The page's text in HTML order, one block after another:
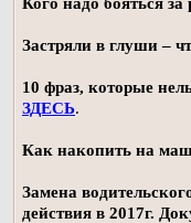
Застряли в глуши –
10 фраз, которые
ЗДЕСЬ.
Как накопить на
Замена
действия в 2017г.